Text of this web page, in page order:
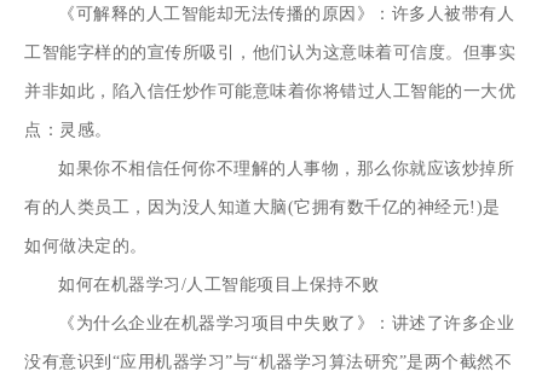
《可解释的人工智能却无法传播的原因》：许多人被带有人
工智能字样的的宣传所吸引，他们认为这意味着可信度。但事实
并非如此，陷入信任炒作可能意味着你将错过人工智能的一大优
点：灵感。
如果你不相信任何你不理解的人事物，那么你就应该炒掉所
有的人类员工，因为没人知道大脑(它拥有数千亿的神经元!)是
如何做决定的。
如何在机器学习/人工智能项目上保持不败
《为什么企业在机器学习项目中失败了》：讲述了许多企业
没有意识到“应用机器学习”与“机器学习算法研究”是两个截然不